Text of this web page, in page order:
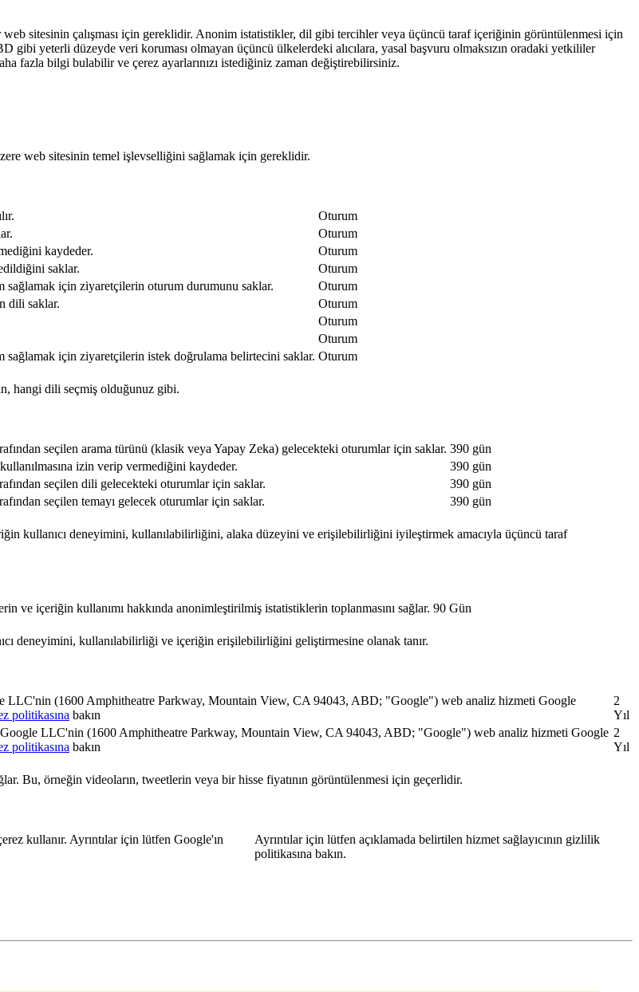
sitesinin çalışması için gereklidir. Anonim istatistikler, dil gibi tercihler veya üçüncü taraf içeriğinin görüntülenmesi için
gibi yeterli düzeyde veri koruması olmayan üçüncü ülkelerdeki alıcılara, yasal başvuru olmaksızın oradaki yetkililer
fazla bilgi bulabilir ve çerez ayarlarınızı istediğiniz zaman değiştirebilirsiniz.
web sitesinin temel işlevselliğini sağlamak için gereklidir.
Oturum
Oturum
kaydeder.
Oturum
saklar.
Oturum
sağlamak için ziyaretçilerin oturum durumunu saklar.
Oturum
dili saklar.
Oturum
Oturum
Oturum
sağlamak için ziyaretçilerin istek doğrulama belirtecini saklar. Oturum
hangi dili seçmiş olduğunuz gibi.
seçilen arama türünü (klasik veya Yapay Zeka) gelecekteki oturumlar için saklar. 390 gün
izin verip vermediğini kaydeder.
390 gün
seçilen dili gelecekteki oturumlar için saklar.
390 gün
seçilen temayı gelecek oturumlar için saklar.
390 gün
kullanıcı deneyimini, kullanılabilirliğini, alaka düzeyini ve erişilebilirliğini iyileştirmek amacıyla üçüncü taraf
ve içeriğin kullanımı hakkında anonimleştirilmiş istatistiklerin toplanmasını sağlar. 90 Gün
deneyimini, kullanılabilirliği ve içeriğin erişilebilirliğini geliştirmesine olanak tanır.
LLC'nin (1600 Amphitheatre Parkway, Mountain View, CA 94043, ABD; "Google") web analiz hizmeti Google
politikasına bakın
2
Yıl
LLC'nin (1600 Amphitheatre Parkway, Mountain View, CA 94043, ABD; "Google") web analiz hizmeti Google
politikasına bakın
2
Yıl
Bu, örneğin videoların, tweetlerin veya bir hisse fiyatının görüntülenmesi için geçerlidir.
kullanır. Ayrıntılar için lütfen Google'ın
Ayrıntılar için lütfen açıklamada belirtilen hizmet sağlayıcının gizlilik
politikasına bakın.